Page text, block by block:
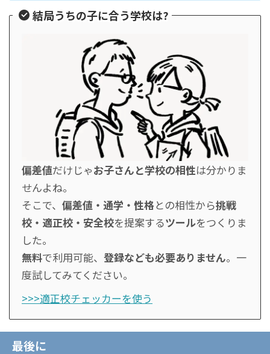
結局うちの子に合う学校は?
偏差値だけじゃお子さんと学校の相性は分かりま
せんよね。
そこで、 偏差値・通学・性格との相性から挑戦
校・適正校・安全校を提案するツールをつくりま
した。
無料で利用可能、 登録なども必要ありません。一
度試してみてください。
>>>適正校チェッカーを使う
最後に